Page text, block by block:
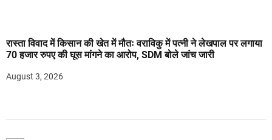
रास्ता विवाद में किसान की खेत में मौतः वराविकु में पत्नी ने लेखपाल पर लगाया
70 हजार रुपए की घूस मांगने का आरोप, SDM बोले जांच जारी
August 3, 2026